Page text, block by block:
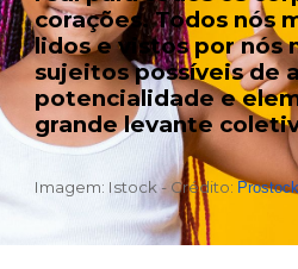
corações. Todos nós
lidos e vistos por nós
sujeitos possíveis de
potencialidade e
grande levante
Imagem: Istock - Crédito: